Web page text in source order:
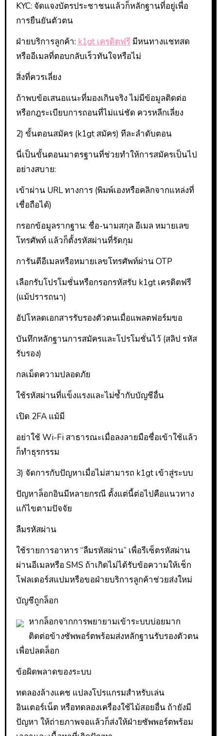
KYC: จัดแจงบัตรประชาชนแล้วก็หลักฐานที่อยู่เพื่อ
การยืนยันตัวตน
ฝ่ายบริการลูกค้า: k1gt เครดิตฟรีมีหนทางแชทสด
หรืออีเมลที่ตอบกลับเร็วทันใจหรือไม่
สิ่งที่ควรเลี่ยง
ถ้าพบข้อเสนอแนะที่มองเกินจริง ไม่มีข้อมูลติดต่อ
หรือกฎระเบียบการถอนที่ไม่แน่ชัด ควรหลีกเลี่ยง
2) ขั้นตอนสมัคร (k1gt สมัคร) ทีละลำดับตอน
นี่เป็นขั้นตอนมาตรฐานที่ช่วยทำให้การสมัครเป็นไป
อย่างสบาย:
เข้าผ่าน URL ทางการ (พิมพ์เองหรือคลิกจากแหล่งที่
เชื่อถือได้)
กรอกข้อมูลรากฐาน: ชื่อ-นามสกุล อีเมล หมายเลข
โทรศัพท์ แล้วก็ตั้งรหัสผ่านที่รัดกุม
การันตีอีเมลหรือหมายเลขโทรศัพท์ผ่าน OTP
เลือกรับโปรโมชั่นหรือกรอกรหัสรับ k1gt เครดิตฟรี
(แม้ปรารถนา)
อัปโหลดเอกสารรับรองตัวตนเมื่อแพลตฟอร์มขอ
บันทึกหลักฐานการสมัครและโปรโมชั่นไว้ (สลิป รหัส
รับรอง)
กลเม็ดความปลอดภัย
ใช้รหัสผ่านที่แข็งแรงและไม่ซ้ำกับบัญชีอื่น
เปิด 2FA แม้มี
อย่าใช้ Wi-Fi สาธารณะเมื่อลงลายมือชื่อเข้าใช้แล้ว
ก็ทำธุรกรรม
3) จัดการกับปัญหาเมื่อไม่สามารถ k1gt เข้าสู่ระบบ
ปัญหาล็อกอินมีหลายกรณี ตั้งแต่นี้ต่อไปคือแนวทาง
แก้ไขตามปัจจัย
ลืมรหัสผ่าน
ใช้รายการอาหาร “ลืมรหัสผ่าน” เพื่อรีเซ็ตรหัสผ่าน
ผ่านอีเมลหรือ SMS ถ้าเกิดไม่ได้รับข้อความให้เช็ก
โฟลเดอร์สแปมหรือขอฝ่ายบริการลูกค้าช่วยส่งใหม่
บัญชีถูกล็อก
หากล็อกจากการพยายามเข้าระบบบ่อยมาก
ติดต่อข้างซัพพอร์ตพร้อมส่งหลักฐานรับรองตัวตน
เพื่อปลดล็อก
ข้อผิดพลาดของระบบ
ทดลองล้างแคช แปลงโปรแกรมสำหรับเล่น
อินเตอร์เน็ต หรือทดลองเครื่องใช้ไม้สอยอื่น ถ้ายังมี
ปัญหา ให้ถ่ายภาพจอแล้วก็ส่งให้ฝ่ายซัพพอร์ตพร้อม